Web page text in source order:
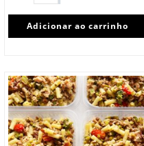
Adicionar ao carrinho